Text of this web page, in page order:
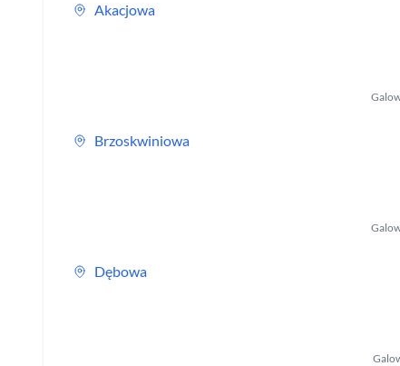
Akacjowa
Brzoskwiniowa
Dębowa